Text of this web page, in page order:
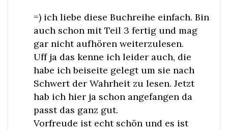
=) ich liebe diese Buchreihe einfach. Bin
auch schon mit Teil 3 fertig und mag
gar nicht aufhören weiterzulesen.
Uff ja das kenne ich leider auch, die
habe ich beiseite gelegt um sie nach
Schwert der Wahrheit zu lesen. Jetzt
hab ich hier ja schon angefangen da
passt das ganz gut.
Vorfreude ist echt schön und es ist